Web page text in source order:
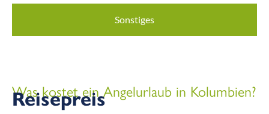
Sonstiges
Was kostet ein Angelurlaub in Kolumbien?
Reisepreis